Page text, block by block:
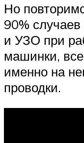
Но
90%
и УЗО при
машинки,
именно на
проводки.